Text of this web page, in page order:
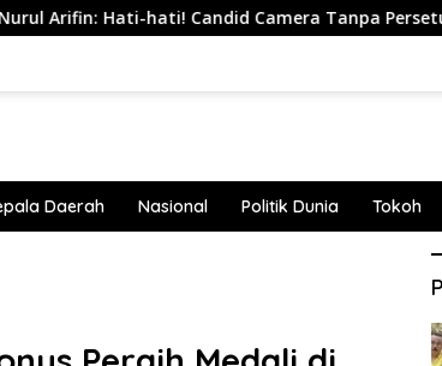
hati! Candid Camera Tanpa Persetujuan Bisa
Daerah Nasional Politik Dunia Tokoh